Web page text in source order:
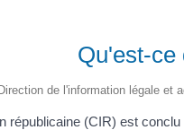
Qu'est-ce
de l'information légale et
républicaine (CIR) est